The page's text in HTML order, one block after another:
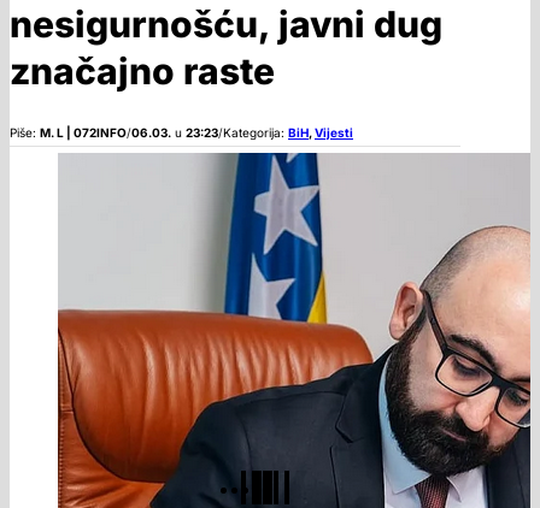
nesigurnošću, javni dug
značajno raste
Piše: M. L | 072INFO/06.03. u 23:23/Kategorija: BiH,Vijesti